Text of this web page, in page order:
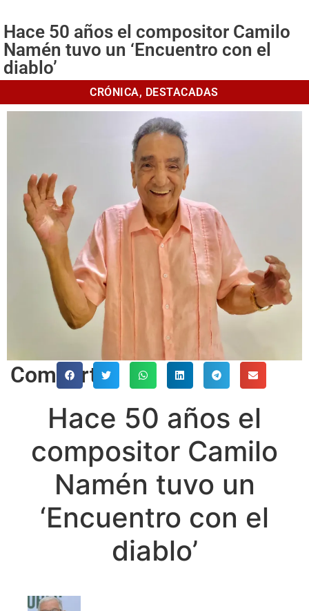
Hace 50 años el compositor Camilo
Namén tuvo un ‘Encuentro con el
diablo’
CRÓNICA, DESTACADAS
Comparte
Hace 50 años el
compositor Camilo
Namén tuvo un
‘Encuentro con el
diablo’